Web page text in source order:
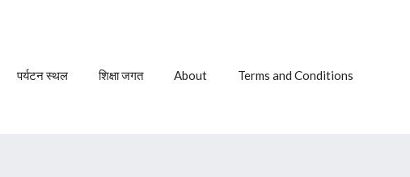
पर्यटन स्थल शिक्षा जगत About Terms and Conditions